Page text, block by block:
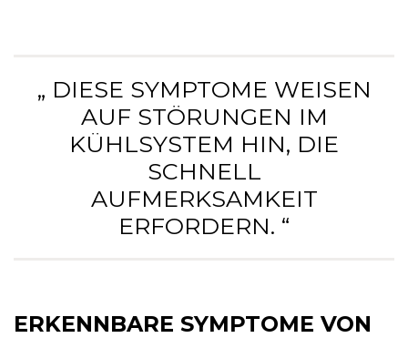
„ DIESE SYMPTOME WEISEN
AUF STÖRUNGEN IM
KÜHLSYSTEM HIN, DIE
SCHNELL
AUFMERKSAMKEIT
ERFORDERN. “
ERKENNBARE SYMPTOME VON